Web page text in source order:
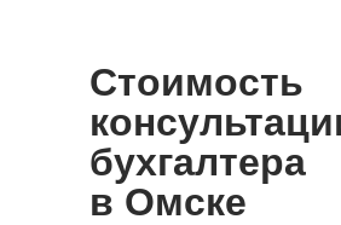
Стоимость
бухгалтера
в Омске